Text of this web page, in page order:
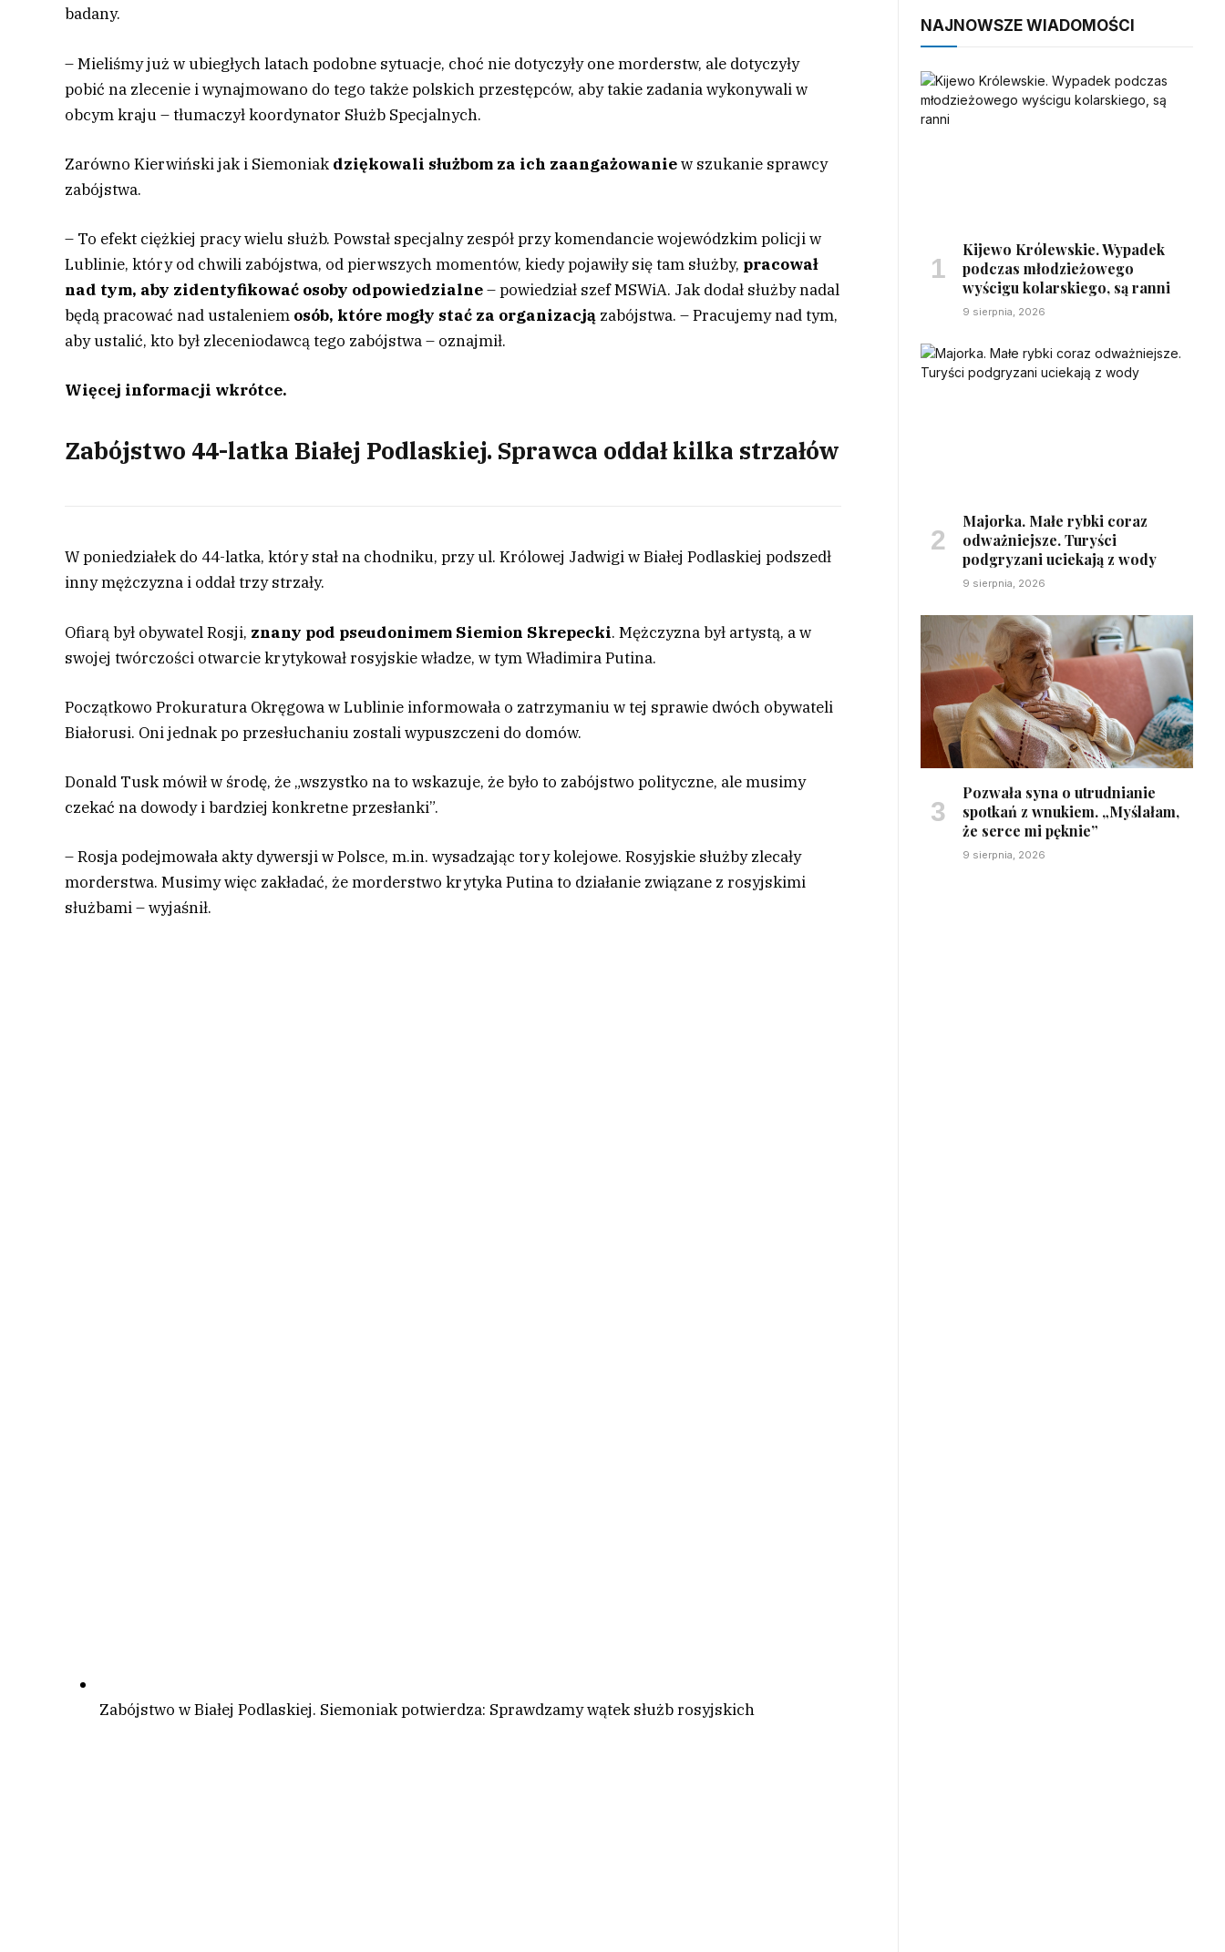
badany.
– Mieliśmy już w ubiegłych latach podobne sytuacje, choć nie dotyczyły one morderstw, ale dotyczyły
pobić na zlecenie i wynajmowano do tego także polskich przestępców, aby takie zadania wykonywali w
obcym kraju – tłumaczył koordynator Służb Specjalnych.
Zarówno Kierwiński jak i Siemoniak dziękowali służbom za ich zaangażowaniew szukanie sprawcy
zabójstwa.
– To efekt ciężkiej pracy wielu służb. Powstał specjalny zespół przy komendancie wojewódzkim policji w
Lublinie, który od chwili zabójstwa, od pierwszych momentów, kiedy pojawiły się tam służby, pracował
nad tym, aby zidentyfikować osoby odpowiedzialne– powiedział szef MSWiA. Jak dodał służby nadal
będą pracować nad ustaleniem osób, które mogły stać za organizacją zabójstwa. – Pracujemy nad tym,
aby ustalić, kto był zleceniodawcą tego zabójstwa – oznajmił.
Więcej informacji wkrótce.
Zabójstwo 44-latka Białej Podlaskiej. Sprawca oddał kilka strzałów
W poniedziałek do 44-latka, który stał na chodniku, przy ul. Królowej Jadwigi w Białej Podlaskiej podszedł
inny mężczyzna i oddał trzy strzały.
Ofiarą był obywatel Rosji, znany pod pseudonimem Siemion Skrepecki. Mężczyzna był artystą, a w
swojej twórczości otwarcie krytykował rosyjskie władze, w tym Władimira Putina.
Początkowo Prokuratura Okręgowa w Lublinie informowała o zatrzymaniu w tej sprawie dwóch obywateli
Białorusi. Oni jednak po przesłuchaniu zostali wypuszczeni do domów.
Donald Tusk mówił w środę, że „wszystko na to wskazuje, że było to zabójstwo polityczne, ale musimy
czekać na dowody i bardziej konkretne przesłanki”.
– Rosja podejmowała akty dywersji w Polsce, m.in. wysadzając tory kolejowe. Rosyjskie służby zlecały
morderstwa. Musimy więc zakładać, że morderstwo krytyka Putina to działanie związane z rosyjskimi
służbami – wyjaśnił.
Zabójstwo w Białej Podlaskiej. Siemoniak potwierdza: Sprawdzamy wątek służb rosyjskich
NAJNOWSZE WIADOMOŚCI
Kijewo Królewskie. Wypadek
podczas młodzieżowego
wyścigu kolarskiego, są ranni
9 sierpnia, 2026
Majorka. Małe rybki coraz
odważniejsze. Turyści
podgryzani uciekają z wody
9 sierpnia, 2026
Pozwała syna o utrudnianie
spotkań z wnukiem. „Myślałam,
że serce mi pęknie”
9 sierpnia, 2026